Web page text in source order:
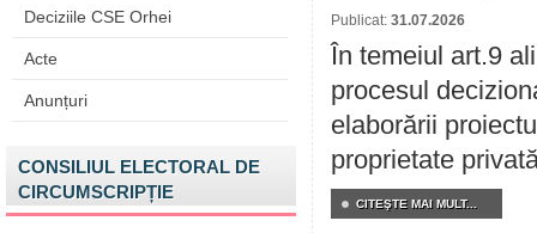
Deciziile CSE Orhei
Acte
Anunțuri
CONSILIUL ELECTORAL DE
CIRCUMSCRIPȚIE
Publicat: 31.07.2026
În temeiul art.9
procesul
elaborării
proprietate
CITEŞTE MAI MULT...